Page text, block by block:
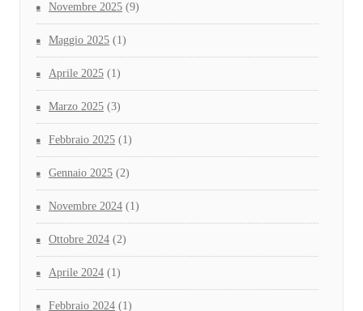
Novembre 2025 (9)
Maggio 2025 (1)
Aprile 2025 (1)
Marzo 2025 (3)
Febbraio 2025 (1)
Gennaio 2025 (2)
Novembre 2024 (1)
Ottobre 2024 (2)
Aprile 2024 (1)
Febbraio 2024 (1)